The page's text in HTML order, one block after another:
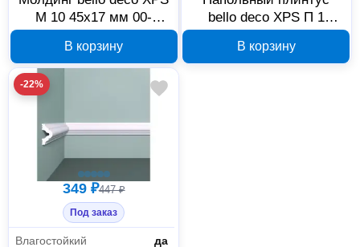
М 10 45х17 мм 00-
В корзину
bello deco XPS П 1
В корзину
-22%
349 ₽447 ₽
Под заказ
Влагостойкий
да